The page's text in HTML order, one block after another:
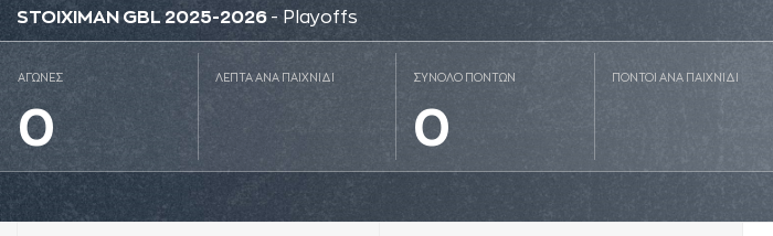
STOIXIMAN GBL 2025-2026 - Playoffs
ΑΓΩΝΕΣ
0
ΛΕΠΤΑ ΑΝΑ ΠΑΙΧΝΙΔΙ ΣΥΝΟΛΟ ΠΟΝΤΩΝ
0
ΠΟΝΤΟΙ ΑΝΑ ΠΑΙΧΝΙΔΙ